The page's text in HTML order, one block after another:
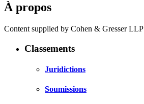
À propos
Content supplied by Cohen & Gresser LLP
Classements
Juridictions
Soumissions